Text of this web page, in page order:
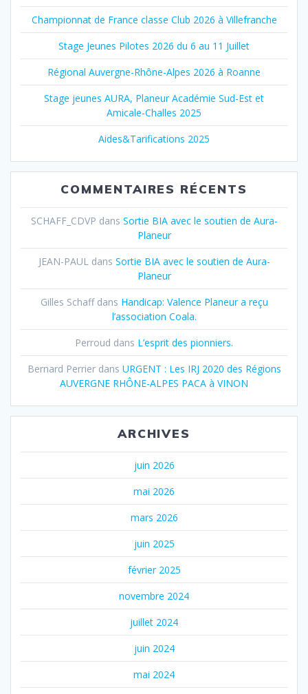
Championnat de France classe Club 2026 à Villefranche
Stage Jeunes Pilotes 2026 du 6 au 11 Juillet
Régional Auvergne-Rhône-Alpes 2026 à Roanne
Stage jeunes AURA, Planeur Académie Sud-Est et
Amicale-Challes 2025
Aides&Tarifications 2025
COMMENTAIRES RÉCENTS
SCHAFF_CDVP dans Sortie BIA avec le soutien de Aura-
Planeur
JEAN-PAULdans Sortie BIA avec le soutien de Aura-
Planeur
Gilles Schaffdans Handicap: Valence Planeur a reçu
l’association Coala.
Perroud dans L’esprit des pionniers.
Bernard Perrierdans URGENT : Les IRJ 2020 des Régions
AUVERGNE RHÔNE-ALPES PACA à VINON
ARCHIVES
juin 2026
mai 2026
mars 2026
juin 2025
février 2025
novembre 2024
juillet 2024
juin 2024
mai 2024